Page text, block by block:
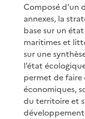
Composé d’un
annexes, la
base sur un
maritimes et
sur une
l’état
permet de faire
économiques,
du territoire et